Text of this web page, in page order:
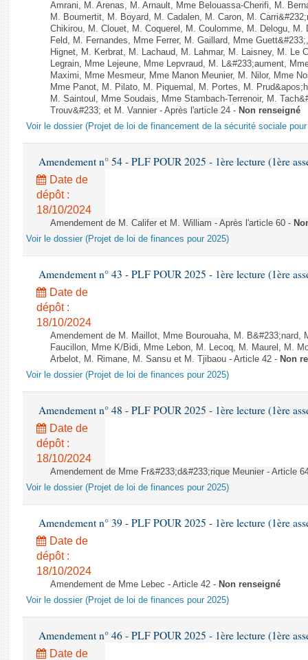
Amrani, M. Arenas, M. Arnault, Mme Belouassa-Cherifi, M.
M. Boumertit, M. Boyard, M. Cadalen, M. Caron, M.
Chikirou, M. Clouet, M. Coquerel, M. Coulomme, M. Delogu, M.
Feld, M. Fernandes, Mme Ferrer, M. Gaillard, Mme
Hignet, M. Kerbrat, M. Lachaud, M. Lahmar, M. Laisney, M. Le
Legrain, Mme Lejeune, Mme Lepvraud, M. L&#233;aument,
Maximi, Mme Mesmeur, Mme Manon Meunier, M. Nilor, Mme
Mme Panot, M. Pilato, M. Piquemal, M. Portes, M.
M. Saintoul, Mme Soudais, Mme Stambach-Terrenoir, M.
Trouv&#233; et M. Vannier - Après l'article 24 - Non renseigné
Voir le dossier (Projet de loi de financement de la sécurité sociale pour
Amendement n° 54 - PLF POUR 2025 - 1ère lecture (1ère
Date de
dépôt :
18/10/2024
Amendement de M. Califer et M. William - Après l'article 60 -
Voir le dossier (Projet de loi de finances pour 2025)
Amendement n° 43 - PLF POUR 2025 - 1ère lecture (1ère
Date de
dépôt :
18/10/2024
Amendement de M. Maillot, Mme Bourouaha, M. B&#233;nard,
Faucillon, Mme K/Bidi, Mme Lebon, M. Lecoq, M. Maurel, M.
Arbelot, M. Rimane, M. Sansu et M. Tjibaou - Article 42 - Non
Voir le dossier (Projet de loi de finances pour 2025)
Amendement n° 48 - PLF POUR 2025 - 1ère lecture (1ère
Date de
dépôt :
18/10/2024
Amendement de Mme Fr&#233;d&#233;rique Meunier - Article
Voir le dossier (Projet de loi de finances pour 2025)
Amendement n° 39 - PLF POUR 2025 - 1ère lecture (1ère
Date de
dépôt :
18/10/2024
Amendement de Mme Lebec - Article 42 - Non renseigné
Voir le dossier (Projet de loi de finances pour 2025)
Amendement n° 46 - PLF POUR 2025 - 1ère lecture (1ère
Date de